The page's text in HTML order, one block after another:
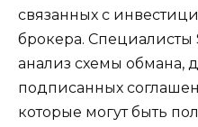
связанных с
брокера. Специалисты
анализ схемы обмана,
подписанных
которые могут быть